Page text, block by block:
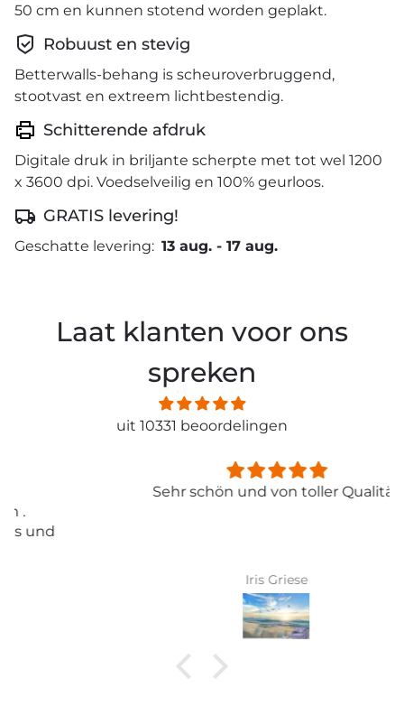
50 cm en kunnen stotend worden geplakt.
Robuust en stevig
Betterwalls-behang is scheuroverbruggend,
stootvast en extreem lichtbestendig.
Schitterende afdruk
Digitale druk in briljante scherpte met tot wel 1200
x 3600 dpi. Voedselveilig en 100% geurloos.
GRATIS levering!
Geschatte levering: 13 aug. - 17 aug.
Laat klanten voor ons
spreken
uit 10331 beoordelingen
Sehr schön und von toller Qualität